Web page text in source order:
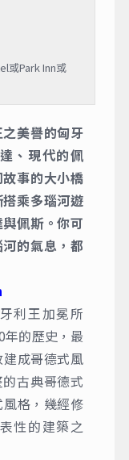
或Park Inn或
美譽的匈牙
、現代的佩
事的大小橋
乘多瑙河遊
佩斯。你可
的氣息，都
利王加冕所
年的歷史，最
成哥德式風
古典哥德式
格，幾經修
性的建築之